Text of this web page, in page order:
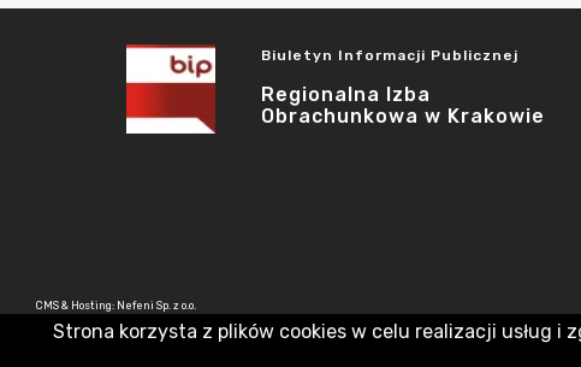
Biuletyn Informacji Publicznej
Regionalna Izba
Obrachunkowa w Krakowie
CMS & Hosting: Nefeni Sp. z o.o.
Strona korzysta z plików cookies w celu realizacji usług i